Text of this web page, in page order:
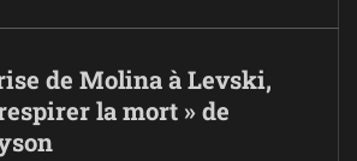
de Molina à Levski,
la mort » de